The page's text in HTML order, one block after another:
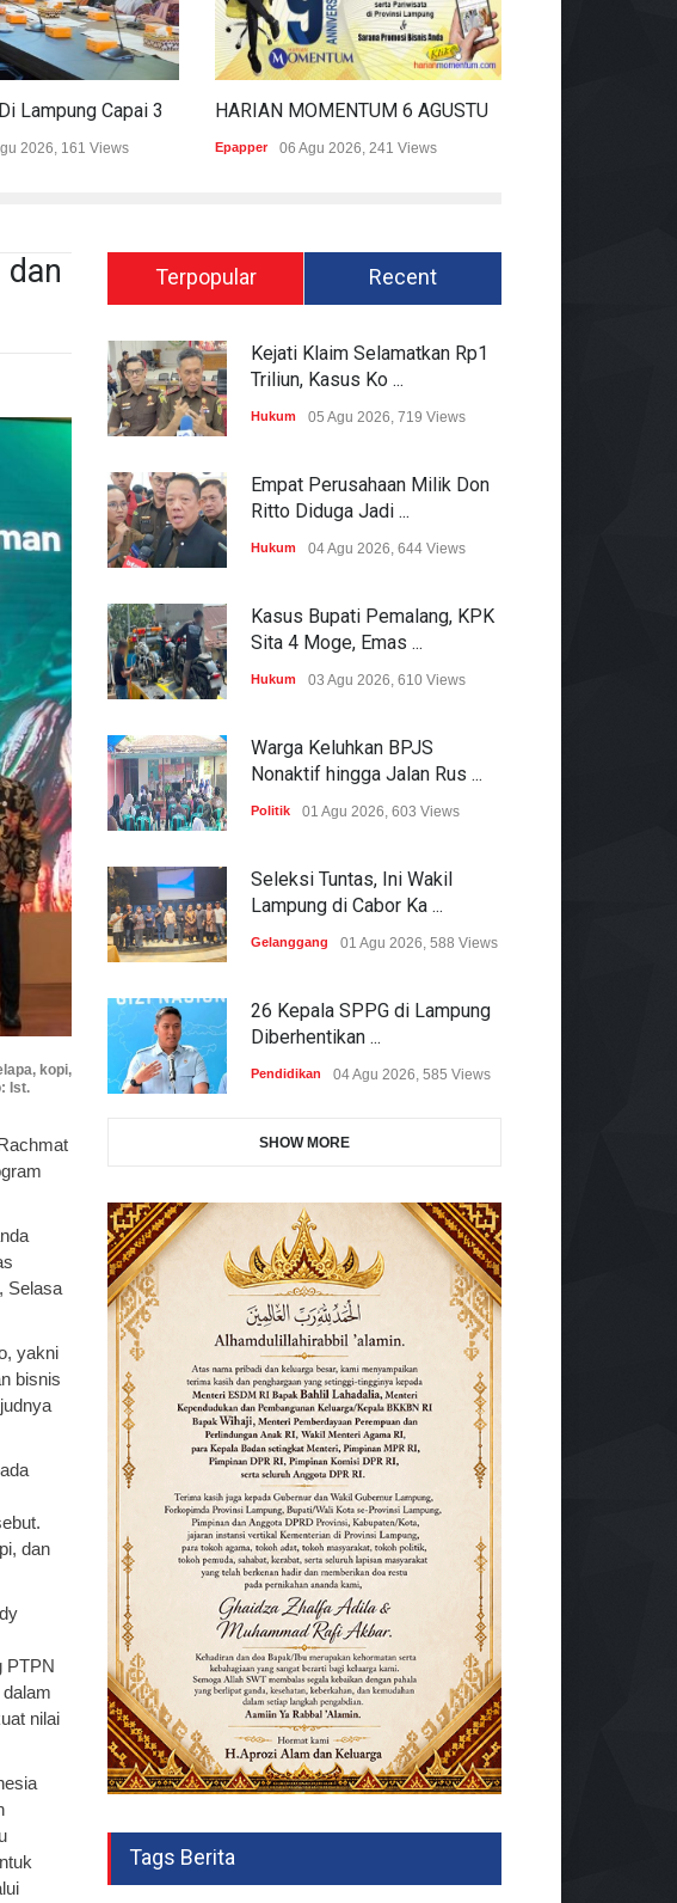
2026, 161 Views Epapper 06 Agu 2026, 241 Views
dan
kopi,
Ist.
Selasa
yakni
bisnis
dan
PTPN
nilai
Terpopular Recent
Kejati Klaim Selamatkan Rp1
Triliun, Kasus Ko ...
Hukum 05 Agu 2026, 719 Views
Empat Perusahaan Milik Don
Ritto Diduga Jadi ...
Hukum 04 Agu 2026, 644 Views
Kasus Bupati Pemalang, KPK
Sita 4 Moge, Emas ...
Hukum 03 Agu 2026, 610 Views
Warga Keluhkan BPJS
Nonaktif hingga Jalan Rus ...
Politik 01 Agu 2026, 603 Views
Seleksi Tuntas, Ini Wakil
Lampung di Cabor Ka ...
Gelanggang 01 Agu 2026, 588 Views
26 Kepala SPPG di Lampung
Diberhentikan ...
Pendidikan 04 Agu 2026, 585 Views
SHOW MORE
Tags Berita